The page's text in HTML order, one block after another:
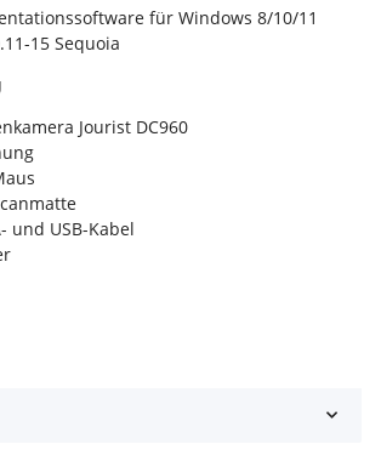
für Windows 8/10/11
15 Sequoia
Jourist DC960
und USB-Kabel